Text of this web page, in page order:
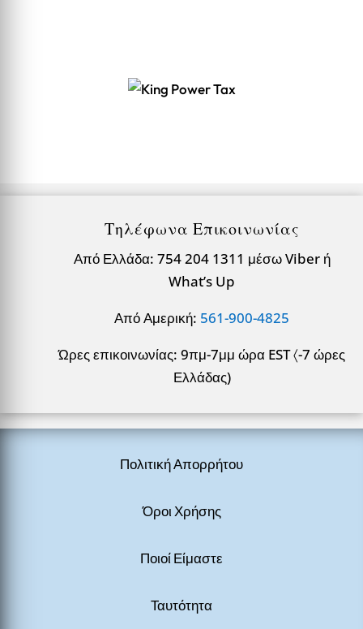
Τηλέφωνα Επικοινωνίας
Από Ελλάδα: 754 204 1311 μέσω Viber ή
What’s Up
Από Αμερική: 561-900-4825
Ώρες επικοινωνίας: 9πμ-7μμ ώρα EST 〈-7 ώρες
Ελλάδας)
Πολιτική Απορρήτου
Όροι Χρήσης
Ποιοί Είμαστε
Ταυτότητα